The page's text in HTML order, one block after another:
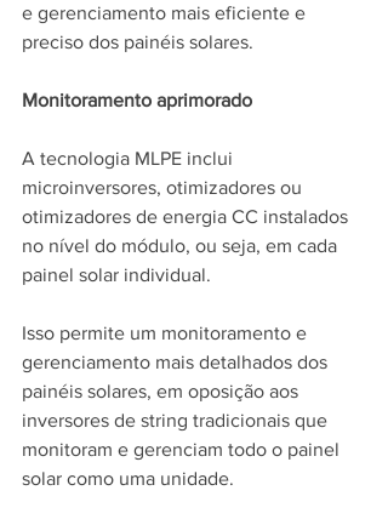
e gerenciamento mais eficiente e
preciso dos painéis solares.
Monitoramento aprimorado
A tecnologia MLPE inclui
microinversores, otimizadores ou
otimizadores de energia CC instalados
no nível do módulo, ou seja, em cada
painel solar individual.
Isso permite um monitoramento e
gerenciamento mais detalhados dos
painéis solares, em oposição aos
inversores de string tradicionais que
monitoram e gerenciam todo o painel
solar como uma unidade.